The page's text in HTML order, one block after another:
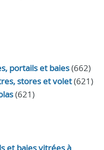
portails et baies(662)
stores et volet(621)
(621)